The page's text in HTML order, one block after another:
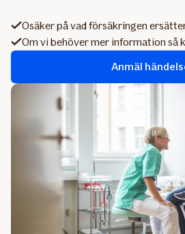
Osäker på vad försäkringen
Om vi behöver mer information så
Anmäl